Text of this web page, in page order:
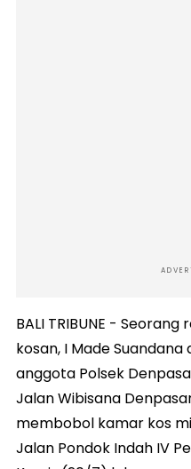
BALI TRIBUNE -
kosan, I Made
anggota Polsek
Jalan Wibisana
membobol kamar kos
Jalan Pondok Indah IV